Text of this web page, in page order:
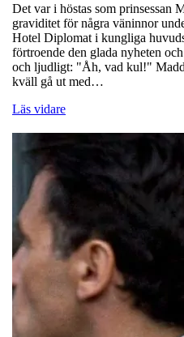
Det var i höstas som prinsessan
graviditet för några väninnor
Hotel Diplomat i kungliga
förtroende den glada nyheten
och ljudligt: "Åh, vad kul!"
kväll gå ut med…
Läs vidare